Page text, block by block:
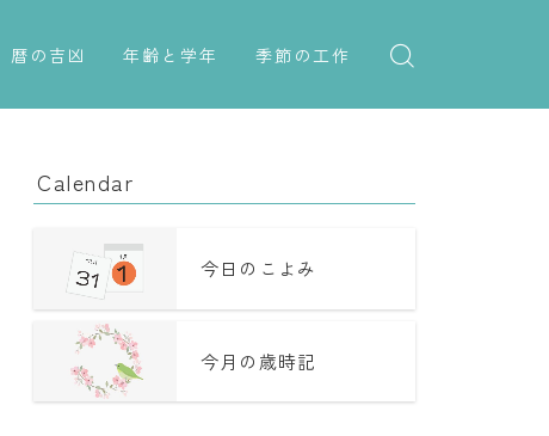
暦の吉凶
吉日・縁起の良い日
二十八宿
二十七宿
誕生シンボル
年齢と学年
年齢・干支
厄年
長寿のお祝い
季節の工作
紋切り遊び
Calendar
今日のこよみ
今月の歳時記